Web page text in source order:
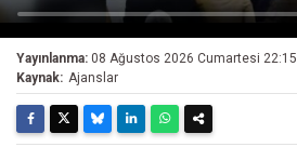
Yayınlanma: 08 Ağustos 2026 Cumartesi 22:15
Kaynak: Ajanslar